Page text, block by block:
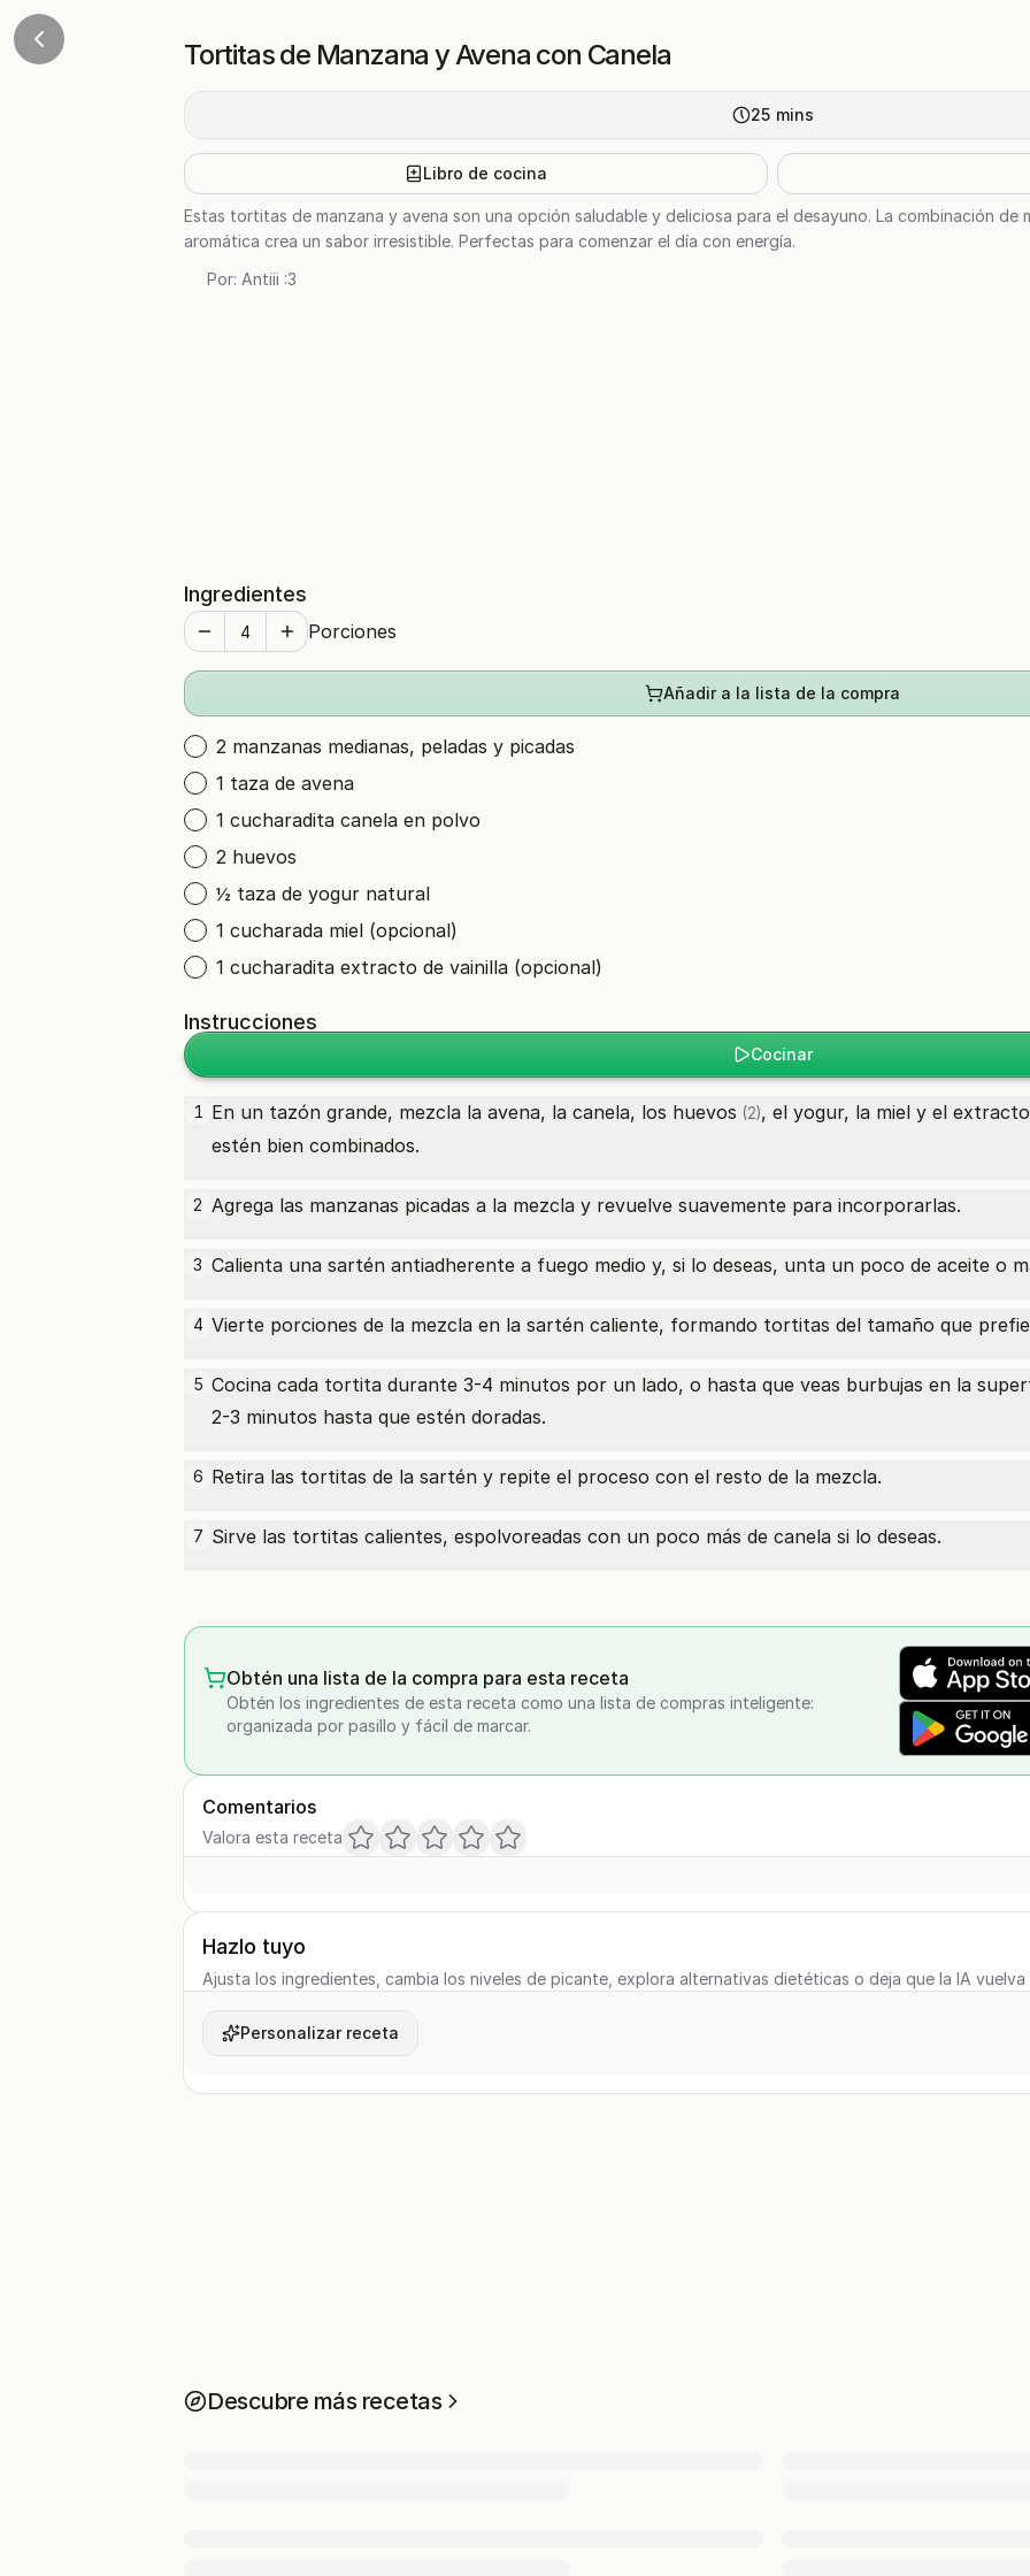
Tortitas de Manzana y Avena con Canela
25 mins
Libro de cocina
Estas tortitas de manzana y avena son una opción saludable y deliciosa para el desayuno. La combinación de
aromática crea un sabor irresistible. Perfectas para comenzar el día con energía.
Por: Antiii :3
Ingredientes
Porciones
Añadir a la lista de la compra
2 manzanas medianas, peladas y picadas
1 taza de avena
1 cucharadita canela en polvo
2 huevos
½ taza de yogur natural
1 cucharada miel (opcional)
1 cucharadita extracto de vainilla (opcional)
Instrucciones
Cocinar
1 En un tazón grande, mezcla la avena, la canela, los huevos (2), el yogur, la miel y el
estén bien combinados.
2 Agrega las manzanas picadas a la mezcla y revuelve suavemente para incorporarlas.
3 Calienta una sartén antiadherente a fuego medio y, si lo deseas, unta un poco de aceite o
4 Vierte porciones de la mezcla en la sartén caliente, formando tortitas del tamaño que
5 Cocina cada tortita durante 3-4 minutos por un lado, o hasta que veas burbujas en la
2-3 minutos hasta que estén doradas.
6 Retira las tortitas de la sartén y repite el proceso con el resto de la mezcla.
7 Sirve las tortitas calientes, espolvoreadas con un poco más de canela si lo deseas.
Obtén una lista de la compra para esta receta
Obtén los ingredientes de esta receta como una lista de compras inteligente:
organizada por pasillo y fácil de marcar.
Comentarios
Valora esta receta
Hazlo tuyo
Ajusta los ingredientes, cambia los niveles de picante, explora alternativas dietéticas o deja que la IA vuelva
Personalizar receta
Descubre más recetas